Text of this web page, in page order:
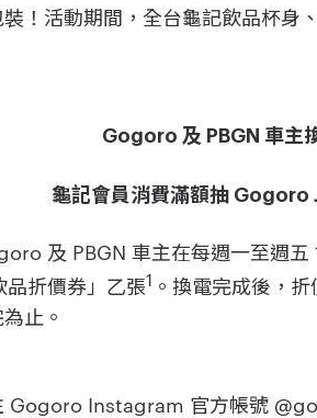
！活動期間，全台龜記飲品杯身
Gogoro 及 PBGN 車主
龜記會員消費滿額抽 Gogoro
及 PBGN 車主在每週一至週
品折價券」乙張1 。換電完成後，
止。
Gogoro Instagram 官方帳號